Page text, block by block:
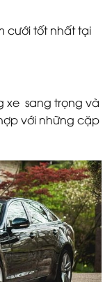
cưới tốt nhất tại
xe sang trọng và
với những cặp